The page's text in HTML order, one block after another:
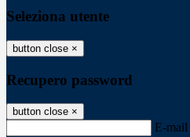
Seleziona utente
button close ×
Recupero password
button close ×
E-mail